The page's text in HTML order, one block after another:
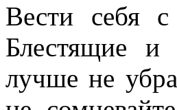
Вести себя
Блестящие и
лучше не